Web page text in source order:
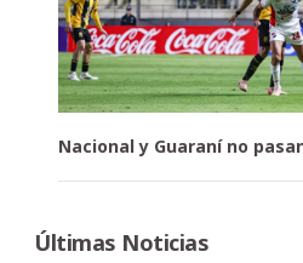
Nacional y Guaraní no
Últimas Noticias